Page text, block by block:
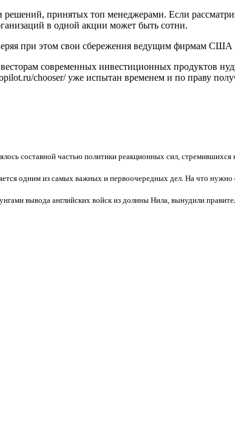
принятых топ менеджерами. Если
в одной акции может быть сотни.
при этом свои сбережения ведущим фирмам
современных инвестиционных продуктов
chooser/ уже испытан временем и по праву
составной частью политики реакционных сил,
одним из самых важных и первоочередных дел. На что
вывода английских войск из долины Нила, вынудили